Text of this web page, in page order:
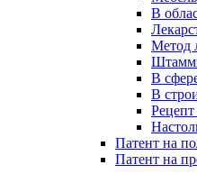
В
Метод
В
В
Патент на
Патент на